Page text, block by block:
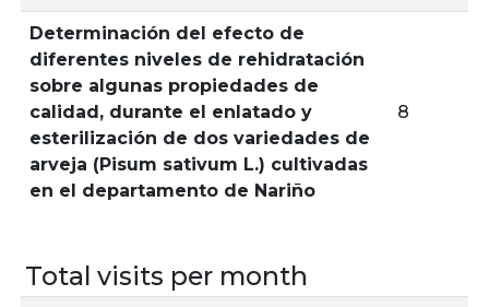
Determinación del efecto de
diferentes niveles de rehidratación
sobre algunas propiedades de
calidad, durante el enlatado y
esterilización de dos variedades de
arveja (Pisum sativum L.) cultivadas
en el departamento de Nariño
8
Total visits per month